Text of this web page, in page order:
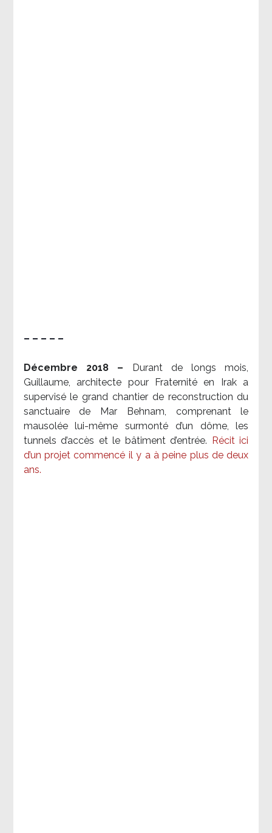
– – – – –
Décembre 2018 – Durant de longs mois,
Guillaume, architecte pour Fraternité en Irak a
supervisé le grand chantier de reconstruction du
sanctuaire de Mar Behnam, comprenant le
mausolée lui-même surmonté d’un dôme, les
tunnels d’accès et le bâtiment d’entrée. Récit ici
d’un projet commencé il y a à peine plus de deux
ans.